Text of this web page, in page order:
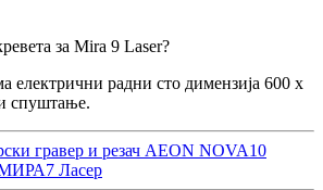
за Mira 9 Laser?
електрични радни сто димензија 600 x
спуштање.
гравер и резач AEON NOVA10
Ласер